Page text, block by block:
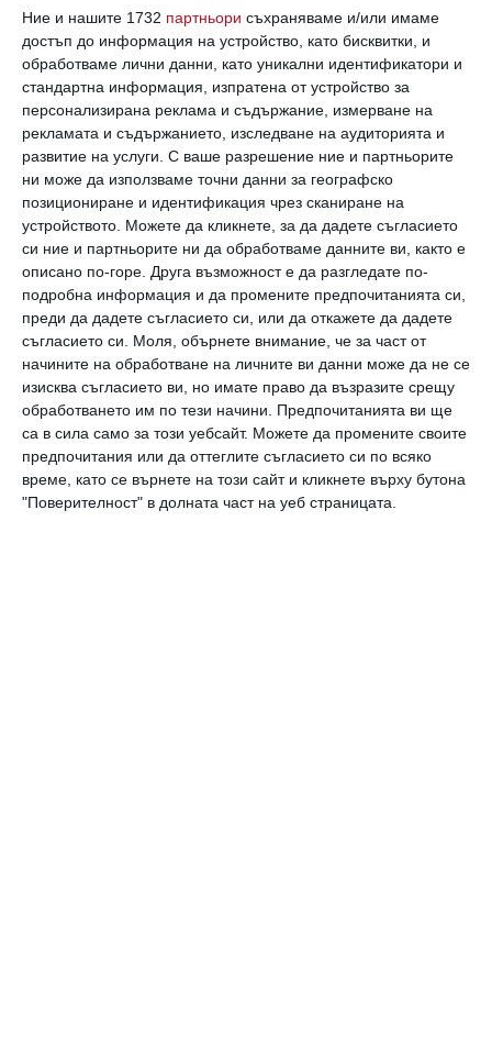
Ние и нашите 1732 партньори съхраняваме и/или имаме
достъп до информация на устройство, като бисквитки, и
обработваме лични данни, като уникални идентификатори и
стандартна информация, изпратена от устройство за
персонализирана реклама и съдържание, измерване на
рекламата и съдържанието, изследване на аудиторията и
развитие на услуги. С ваше разрешение ние и партньорите
ни може да използваме точни данни за географско
позициониране и идентификация чрез сканиране на
устройството. Можете да кликнете, за да дадете съгласието
си ние и партньорите ни да обработваме данните ви, както е
описано по-горе. Друга възможност е да разгледате по-
подробна информация и да промените предпочитанията си,
преди да дадете съгласието си, или да откажете да дадете
съгласието си.
Моля, обърнете внимание, че за част от
начините на обработване на личните ви данни може да не се
изисква съгласието ви, но имате право да възразите срещу
обработването им по тези начини. Предпочитанията ви ще
са в сила само за този уебсайт. Можете да промените своите
предпочитания или да оттеглите съгласието си по всяко
време, като се върнете на този сайт и кликнете върху бутона
"Поверителност" в долната част на уеб страницата.
„Малко тяло за IVF.“
Очевидно Кортни е имала предвид
хормоналните промени, които са свързани с
лечението, включително наддаване на тегло
и симптоми, подобни на тези на
менопаузата.
Според Кардашиян тя е отишла на инвитро
заради възрастта си.
„В социалните мрежи съветват: „Ако сте
над 40, направете го сега. Така че
предполагам, че получих малко тласък“, каза
тя в подкаста наDear Mediaпрез октомври
2022 г.
Същия месец Къртни разкри, че е напълняла,